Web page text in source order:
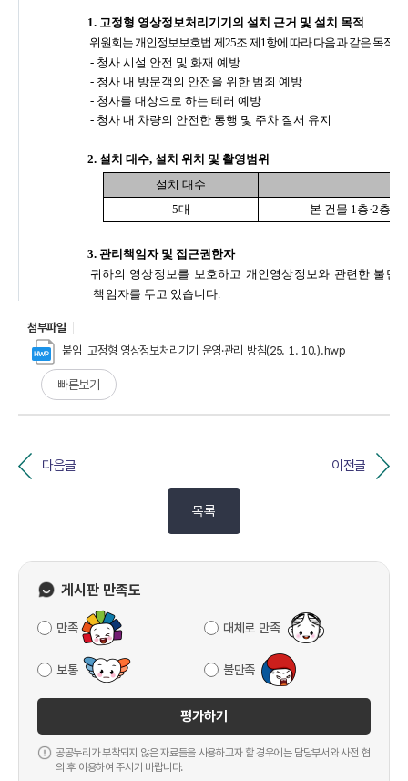
첨부파일
붙임_고정형 영상정보처리기기 운영·관리 방침(25. 1. 10.).hwp
빠른보기
다음글 이전글
목록
게시판 만족도
만족 대체로 만족
보통 불만족
평가하기
공공누리가 부착되지 않은 자료들을 사용하고자 할 경우에는 담당부서와 사전 협
의 후 이용하여 주시기 바랍니다.